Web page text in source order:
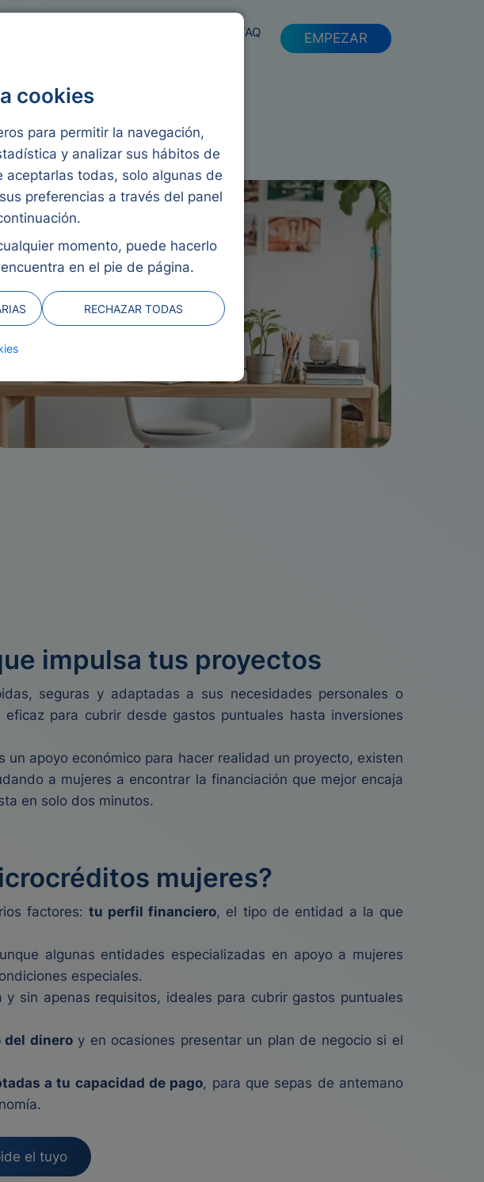
cookies
para permitir la navegación,
y analizar sus hábitos de
aceptarlas todas, solo algunas de
preferencias a través del panel
momento, puede hacerlo
en el pie de página.
RECHAZAR TODAS
Oportunidad FAQ EMPEZAR
impulsa tus proyectos
seguras y adaptadas a sus necesidades personales o
para cubrir desde gastos puntuales hasta inversiones
apoyo económico para hacer realidad un proyecto, existen
a mujeres a encontrar la financiación que mejor encaja
en solo dos minutos.
mujeres?
factores:tu perfil financiero, el tipo de entidad a la que
algunas entidades especializadas en apoyo a mujeres
especiales.
sin apenas requisitos, ideales para cubrir gastos puntuales
del dineroy en ocasiones presentar un plan de negocio si el
a tu capacidad de pago, para que sepas de antemano
el tuyo